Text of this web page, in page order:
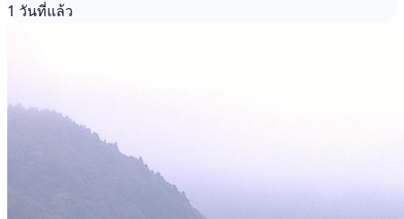
1 วันที่แล้ว